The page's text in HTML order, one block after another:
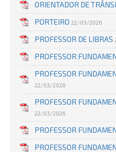
ORIENTADOR DE
PORTEIRO 22/03/2026
PROFESSOR DE LIBRAS
PROFESSOR
PROFESSOR
22/03/2026
PROFESSOR
22/03/2026
PROFESSOR
PROFESSOR